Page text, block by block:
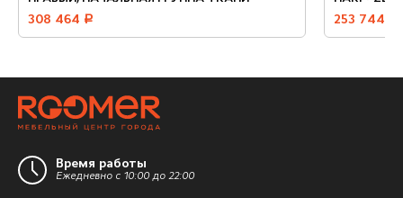
308 464 руб. 253 744
Время работы
Ежедневно с 10:00 до 22:00